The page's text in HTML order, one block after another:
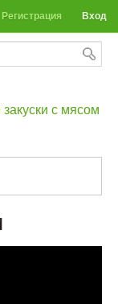
Вход
Регистрация
закуски с мясом